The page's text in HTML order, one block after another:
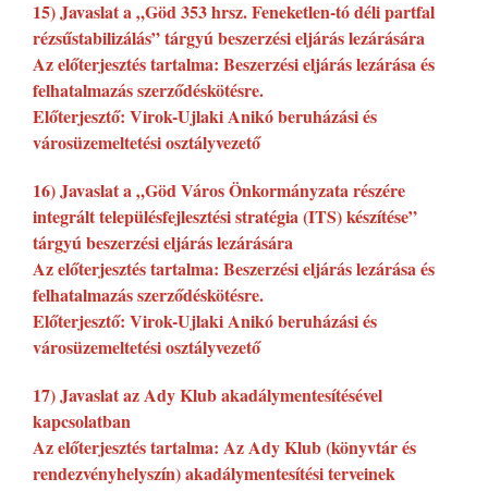
15) Javaslat a „Göd 353 hrsz. Feneketlen-tó déli partfal
rézsűstabilizálás” tárgyú beszerzési eljárás lezárására
Az előterjesztés tartalma: Beszerzési eljárás lezárása és
felhatalmazás szerződéskötésre.
Előterjesztő: Virok-Ujlaki Anikó beruházási és
városüzemeltetési osztályvezető
16) Javaslat a „Göd Város Önkormányzata részére
integrált településfejlesztési stratégia (ITS) készítése”
tárgyú beszerzési eljárás lezárására
Az előterjesztés tartalma: Beszerzési eljárás lezárása és
felhatalmazás szerződéskötésre.
Előterjesztő: Virok-Ujlaki Anikó beruházási és
városüzemeltetési osztályvezető
17) Javaslat az Ady Klub akadálymentesítésével
kapcsolatban
Az előterjesztés tartalma: Az Ady Klub (könyvtár és
rendezvényhelyszín) akadálymentesítési terveinek